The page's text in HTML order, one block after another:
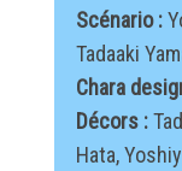
Scénario :
Tadaaki
Chara
Décors :
Hata,